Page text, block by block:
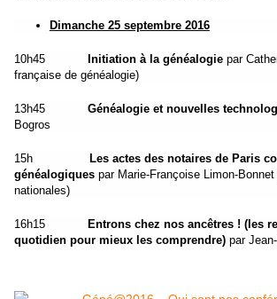
Dimanche 25 septembre 2016
10h45 Initiation à la généalogie par
française de généalogie)
13h45 Généalogie et nouvelles
Bogros
15h
Les actes des notaires de Paris
généalogiques par Marie-Françoise Limon-
nationales)
16h15
Entrons chez nos ancêtres ! (les
quotidien pour mieux les comprendre) par